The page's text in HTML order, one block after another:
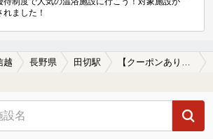
れました！
越 長野県 田切駅